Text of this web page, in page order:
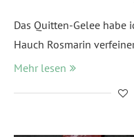
Das Quitten-Gelee habe
Hauch Rosmarin
Mehr lesen